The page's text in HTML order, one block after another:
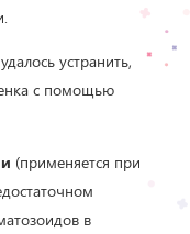
устранить,
с помощью
(применяется при
в